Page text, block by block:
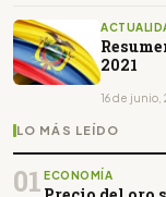
2021
16 de junio,
LO MÁS LEÍDO
01 ECONOMÍA